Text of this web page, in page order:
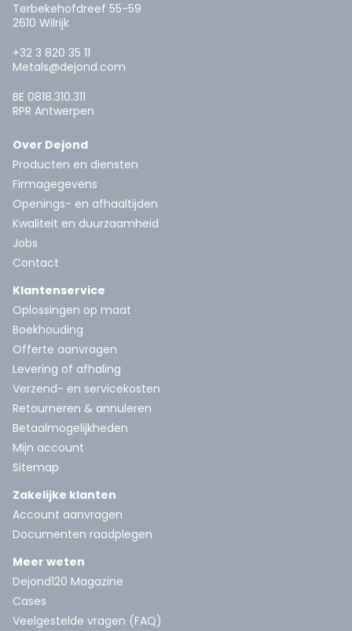
Terbekehofdreef 55-59
2610 Wilrijk
+32 3 820 35 11
Metals@dejond.com
BE 0818.310.311
RPR Antwerpen
Over Dejond
Producten en diensten
Firmagegevens
Openings- en afhaaltijden
Kwaliteit en duurzaamheid
Jobs
Contact
Klantenservice
Oplossingen op maat
Boekhouding
Offerte aanvragen
Levering of afhaling
Verzend- en servicekosten
Retourneren & annuleren
Betaalmogelijkheden
Mijn account
Sitemap
Zakelijke klanten
Account aanvragen
Documenten raadplegen
Meer weten
Dejond120 Magazine
Cases
Veelgestelde vragen (FAQ)